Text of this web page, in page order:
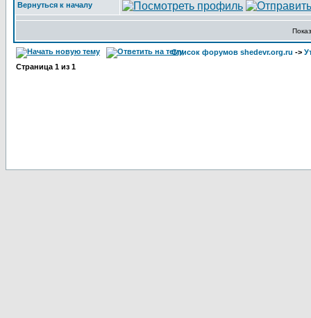
Вернуться к началу
Список форумов shedevr.org.ru ->
Страница 1 из 1